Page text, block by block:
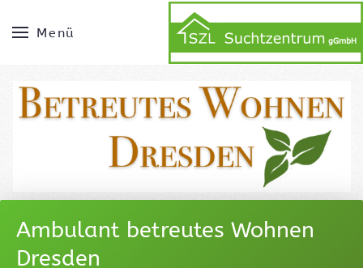
Menü
Ambulant betreutes Wohnen
Dresden